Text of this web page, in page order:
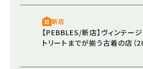
新店
【PEBBLES/新店】ヴィンテー
トリートまでが揃う古着の店